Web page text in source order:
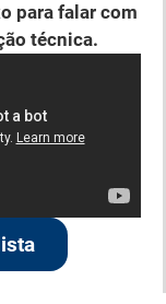
para falar com
técnica.